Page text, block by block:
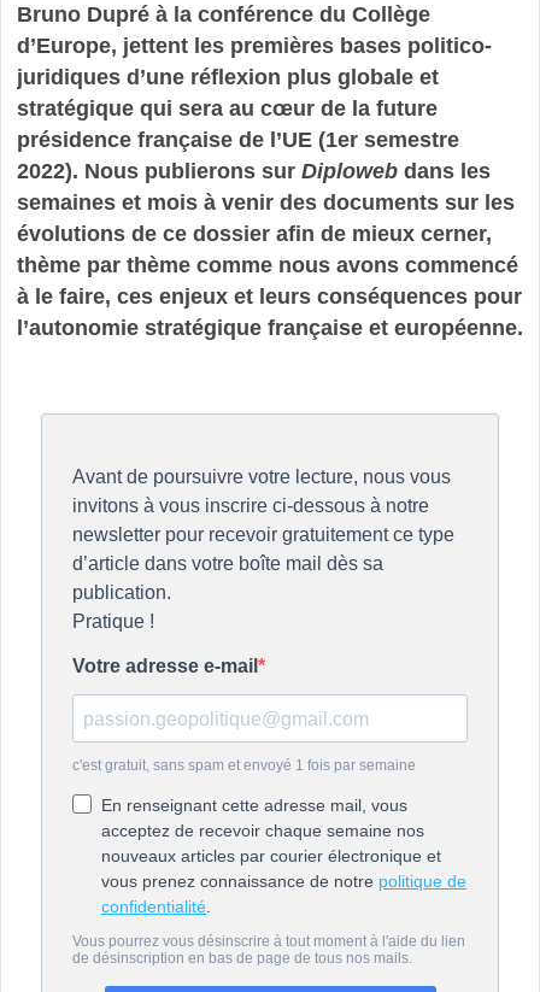
Bruno Dupré à la conférence du Collège
d’Europe, jettent les premières bases politico-
juridiques d’une réflexion plus globale et
stratégique qui sera au cœur de la future
présidence française de l’UE (1er semestre
2022). Nous publierons sur Diplowebdans les
semaines et mois à venir des documents sur les
évolutions de ce dossier afin de mieux cerner,
thème par thème comme nous avons commencé
à le faire, ces enjeux et leurs conséquences pour
l’autonomie stratégique française et européenne.